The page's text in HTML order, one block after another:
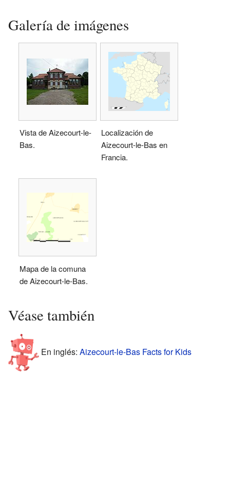
Galería de imágenes
Vista de Aizecourt-le-
Bas.
Localización de
Aizecourt-le-Bas en
Francia.
Mapa de la comuna
de Aizecourt-le-Bas.
Véase también
En inglés: Aizecourt-le-Bas Facts for Kids